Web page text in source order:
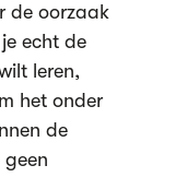
de oorzaak
echt de
leren,
het onder
de